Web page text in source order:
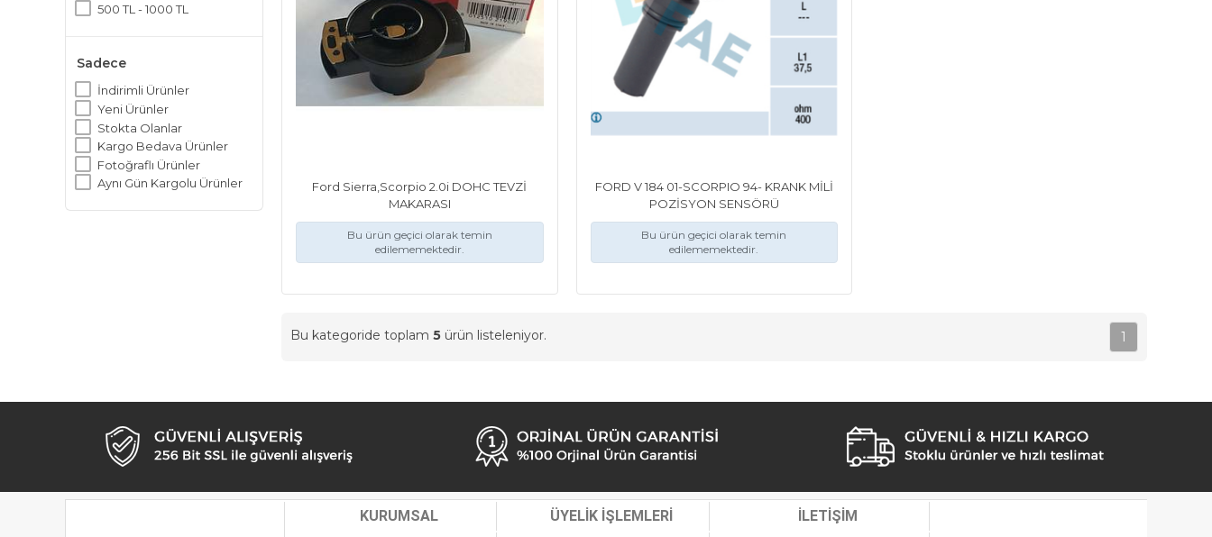
500 TL - 1000 TL
Sadece
İndirimli Ürünler
Yeni Ürünler
Stokta Olanlar
Kargo Bedava Ürünler
Fotoğraflı Ürünler
Aynı Gün Kargolu Ürünler
Ford Sierra,Scorpio 2.0i DOHC TEVZİ
MAKARASI
Bu ürün geçici olarak temin
edilememektedir.
FORD V 184 01-SCORPIO 94- KRANK MİLİ
POZİSYON SENSÖRÜ
Bu ürün geçici olarak temin
edilememektedir.
Bu kategoride toplam 5 ürün listeleniyor. 1
KURUMSAL ÜYELİK İŞLEMLERİ İLETİŞİM